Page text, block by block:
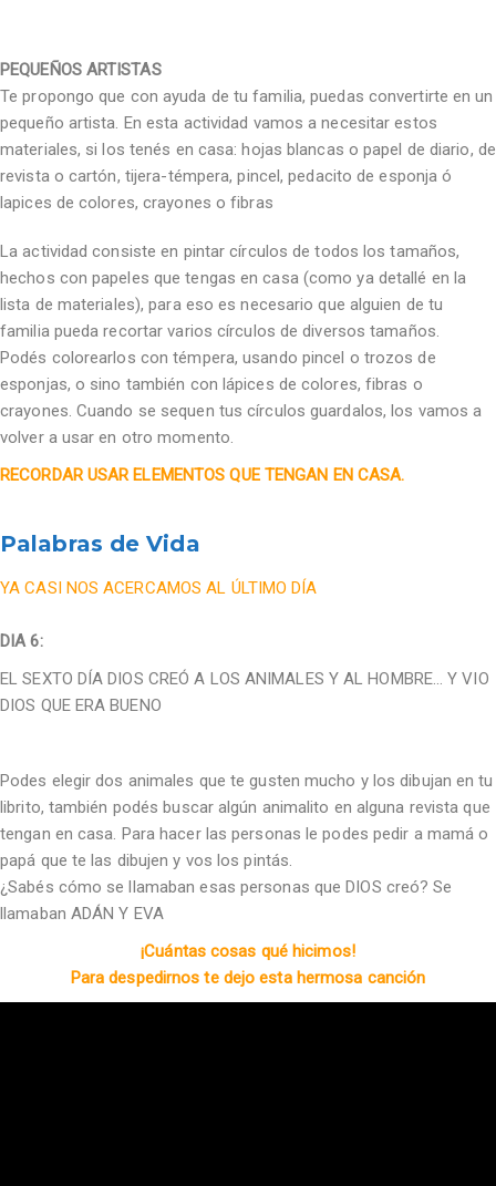
PEQUEÑOS ARTISTAS
Te propongo que con ayuda de tu familia, puedas convertirte en un
pequeño artista. En esta actividad vamos a necesitar estos
materiales, si los tenés en casa: hojas blancas o papel de diario, de
revista o cartón, tijera-témpera, pincel, pedacito de esponja ó
lapices de colores, crayones o fibras
La actividad consiste en pintar círculos de todos los tamaños,
hechos con papeles que tengas en casa (como ya detallé en la
lista de materiales), para eso es necesario que alguien de tu
familia pueda recortar varios círculos de diversos tamaños.
Podés colorearlos con témpera, usando pincel o trozos de
esponjas, o sino también con lápices de colores, fibras o
crayones. Cuando se sequen tus círculos guardalos, los vamos a
volver a usar en otro momento.
RECORDAR USAR ELEMENTOS QUE TENGAN EN CASA.
Palabras de Vida
YA CASI NOS ACERCAMOS AL ÚLTIMO DÍA
DIA 6:
EL SEXTO DÍA DIOS CREÓ A LOS ANIMALES Y AL HOMBRE… Y VIO
DIOS QUE ERA BUENO
Podes elegir dos animales que te gusten mucho y los dibujan en tu
librito, también podés buscar algún animalito en alguna revista que
tengan en casa. Para hacer las personas le podes pedir a mamá o
papá que te las dibujen y vos los pintás.
¿Sabés cómo se llamaban esas personas que DIOS creó? Se
llamaban ADÁN Y EVA
¡Cuántas cosas qué hicimos!
Para despedirnos te dejo esta hermosa canción